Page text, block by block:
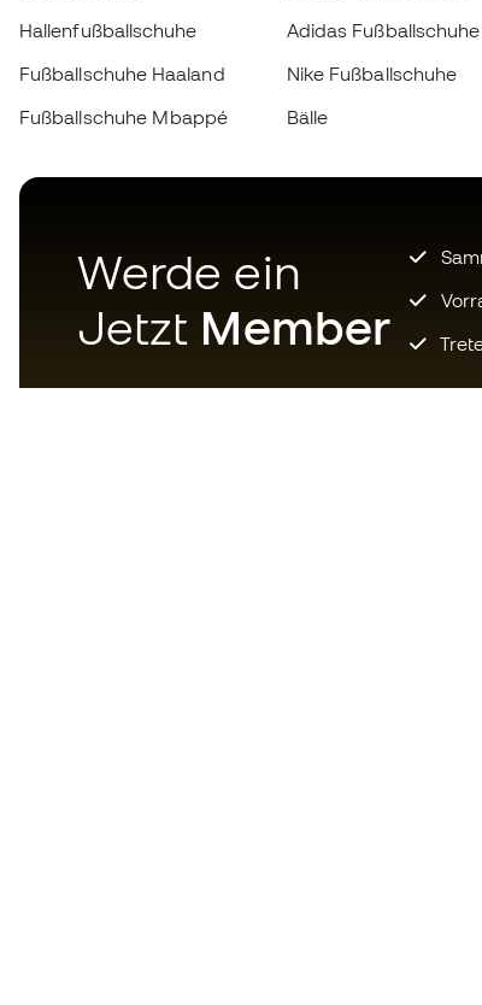
Hallenfußballschuhe
Fußballschuhe Haaland
Fußballschuhe Mbappé
Adidas Fußballschuhe
Nike Fußballschuhe
Bälle
Werde ein
Jetzt Member